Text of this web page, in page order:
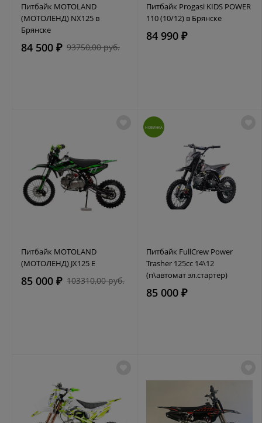
Питбайк MOTOLAND
(МОТОЛЕНД) NX125 в
Брянске
84 500 ₽ 93750,00 руб.
Питбайк Progasi KIDS POWER
110 (10/12) в Брянске
84 990 ₽
Питбайк MOTOLAND
(МОТОЛЕНД) JX125 E
85 000 ₽ 103310,00 руб.
НОВИНКА
Питбайк FullCrew Power
Trasher 125cc 14\12
(п\автомат эл.стартер)
85 000 ₽